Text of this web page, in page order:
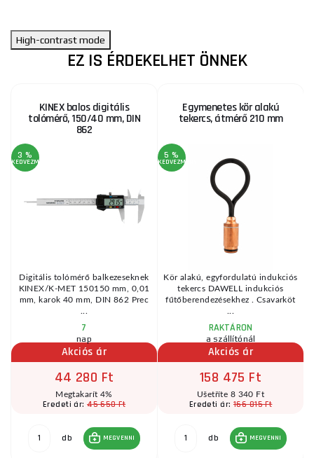
High-contrast mode
EZ IS ÉRDEKELHET ÖNNEK
KINEX balos digitális
tolómérő, 150/40 mm, DIN
862
3 %
KEDVEZMÉNY
Digitális tolómérő balkezeseknek
KINEX/K-MET 150150 mm, 0,01
mm, karok 40 mm, DIN 862 Prec
7
nap
Akciós ár
44 280 Ft
Megtakarít 4%
Eredeti ár:45 650 Ft
db MEGVENNI
Egymenetes kör alakú
tekercs, átmérő 210 mm
5 %
KEDVEZMÉNY
Kör alakú, egyfordulatú indukciós
tekercs DAWELL indukciós
fűtőberendezésekhez . Csavarköt
RAKTÁRON
a szállítónál
Akciós ár
158 475 Ft
Ušetříte 8 340 Ft
Eredeti ár: 166 815 Ft
db MEGVENNI